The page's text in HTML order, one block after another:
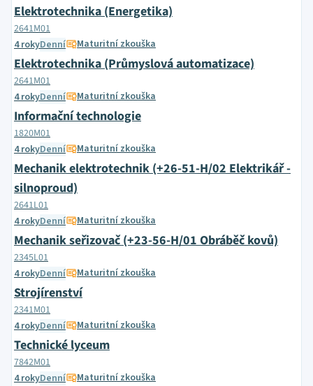
Elektrotechnika (Energetika)
2641M01
4 rokyDenní Maturitní zkouška
Elektrotechnika (Průmyslová automatizace)
2641M01
4 rokyDenní Maturitní zkouška
Informační technologie
1820M01
4 rokyDenní Maturitní zkouška
Mechanik elektrotechnik (+26-51-H/02 Elektrikář -
silnoproud)
2641L01
4 rokyDenní Maturitní zkouška
Mechanik seřizovač (+23-56-H/01 Obráběč kovů)
2345L01
4 rokyDenní Maturitní zkouška
Strojírenství
2341M01
4 rokyDenní Maturitní zkouška
Technické lyceum
7842M01
4 rokyDenní Maturitní zkouška